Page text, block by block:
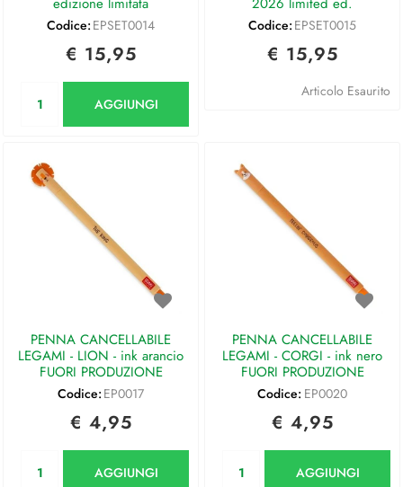
Codice: EPSET0014
€ 15,95
AGGIUNGI
Codice: EPSET0015
€ 15,95
Articolo Esaurito
PENNA CANCELLABILE
LEGAMI - LION - ink arancio
FUORI PRODUZIONE
Codice: EP0017
€ 4,95
AGGIUNGI
PENNA CANCELLABILE
LEGAMI - CORGI - ink nero
FUORI PRODUZIONE
Codice: EP0020
€ 4,95
AGGIUNGI